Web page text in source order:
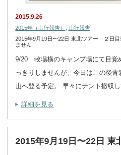
2015.9.26
2015年（山行報告） , 山行報告
2015年9月19日〜22日 東北ツアー ２日目
ません
9/20 牧場横のキャンプ場にて目覚
っきりしませんが、今日はこの後
山へ登る予定。 早々にテント撤収
詳細を見る
2015年9月19日〜22日 東